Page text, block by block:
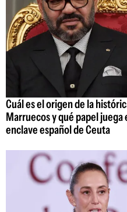
Cuál es el origen de la
Marruecos y qué papel
enclave español de Ceuta